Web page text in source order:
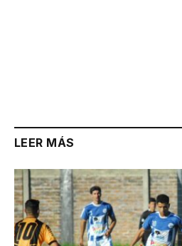
LEER MÁS